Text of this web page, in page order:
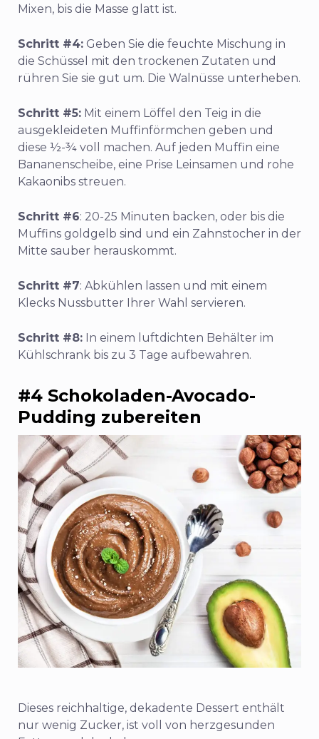
Mixen, bis die Masse glatt ist.
Schritt #4: Geben Sie die feuchte Mischung in
die Schüssel mit den trockenen Zutaten und
rühren Sie sie gut um. Die Walnüsse unterheben.
Schritt #5: Mit einem Löffel den Teig in die
ausgekleideten Muffinförmchen geben und
diese ½-¾ voll machen. Auf jeden Muffin eine
Bananenscheibe, eine Prise Leinsamen und rohe
Kakaonibs streuen.
Schritt #6: 20-25 Minuten backen, oder bis die
Muffins goldgelb sind und ein Zahnstocher in der
Mitte sauber herauskommt.
Schritt #7: Abkühlen lassen und mit einem
Klecks Nussbutter Ihrer Wahl servieren.
Schritt #8: In einem luftdichten Behälter im
Kühlschrank bis zu 3 Tage aufbewahren.
#4 Schokoladen-Avocado-
Pudding zubereiten
Dieses reichhaltige, dekadente Dessert enthält
nur wenig Zucker, ist voll von herzgesunden